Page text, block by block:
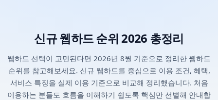
신규 웹하드 순위 2026 총정리
웹하드 선택이 고민된다면 2026년 8월 기준으로 정리한 웹하드
순위를 참고해보세요. 신규 웹하드를 중심으로 이용 조건, 혜택,
서비스 특징을 실제 이용 기준으로 비교해 정리했습니다. 처음
이용하는 분들도 흐름을 이해하기 쉽도록 핵심만 선별해 안내합